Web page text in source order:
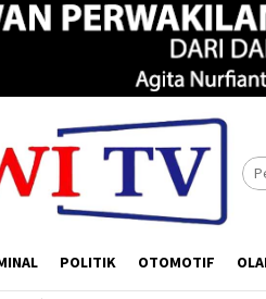
POLITIK OTOMOTIF